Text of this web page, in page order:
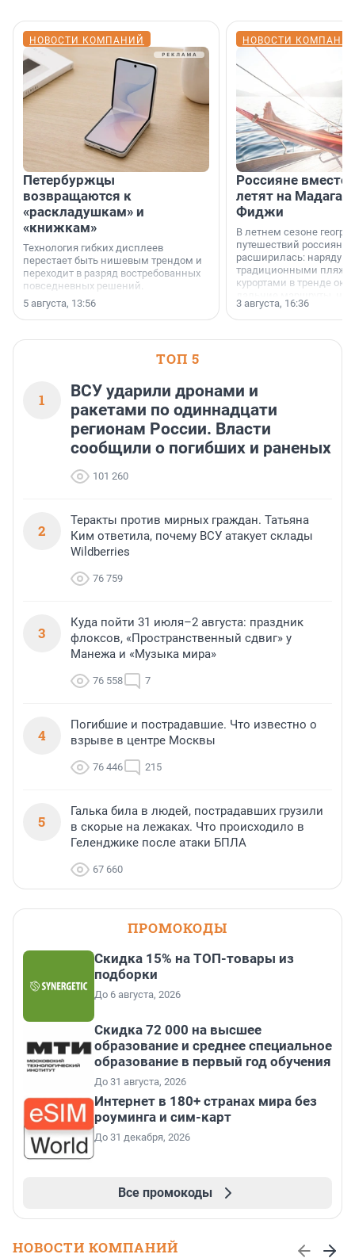
НОВОСТИ КОМПАНИЙ
Петербуржцы
возвращаются к
«раскладушкам» и
«книжкам»
Технология гибких дисплеев
перестает быть нишевым трендом и
переходит в разряд востребованных
повседневных решений.
5 августа, 13:56
НОВОСТИ
Россияне вместо
летят на
Фиджи
В летнем сезоне
путешествий россиян
расширилась: наряду с
традиционными
курортами в тренде
острова Африки и Азии,
свидетельствуют
3 августа, 16:36
ТОП 5
1
ВСУ ударили дронами и
ракетами по одиннадцати
регионам России. Власти
сообщили о погибших и раненых
101 260
2
Теракты против мирных граждан. Татьяна
Ким ответила, почему ВСУ атакует склады
Wildberries
76 759
3
Куда пойти 31 июля–2 августа: праздник
флоксов, «Пространственный сдвиг» у
Манежа и «Музыка мира»
76 558 7
4
Погибшие и пострадавшие. Что известно о
взрыве в центре Москвы
76 446 215
5
Галька била в людей, пострадавших грузили
в скорые на лежаках. Что происходило в
Геленджике после атаки БПЛА
67 660
ПРОМОКОДЫ
Скидка 15% на ТОП-товары из
подборки
До 6 августа, 2026
Скидка 72 000 на высшее
образование и среднее специальное
образование в первый год обучения
До 31 августа, 2026
Интернет в 180+ странах мира без
роуминга и сим-карт
До 31 декабря, 2026
Все промокоды
НОВОСТИ КОМПАНИЙ